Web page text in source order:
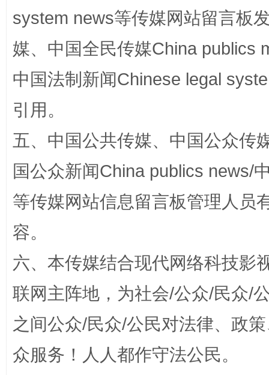
招工难、用工荒背后
system news等传媒网站留言板
媒、中国全民传媒China publics
中国法制新闻Chinese legal
引用。
五、中国公共传媒、中国公众传
国公众新闻China publics news/
等传媒网站信息留言板管理人员
容。
六、本传媒结合现代网络科技影
联网主阵地，为社会/公众/民众/
之间公众/民众/公民对法律、政
众服务！人人都作守法公民。